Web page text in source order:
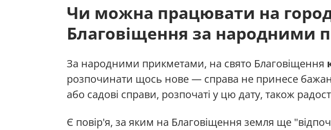
Чи можна працювати на
Благовіщення за народними
За народними прикметами, на свято Благовіщення
розпочинати щось нове — справа не принесе
або садові справи, розпочаті у цю дату, також
Є повір'я, за яким на Благовіщення земля ще